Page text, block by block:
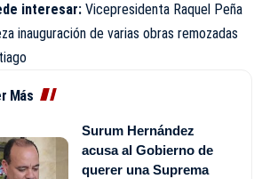
interesar: Vicepresidenta Raquel Peña
inauguración de varias obras remozadas
Más
Surum Hernández
acusa al Gobierno de
querer una Suprema